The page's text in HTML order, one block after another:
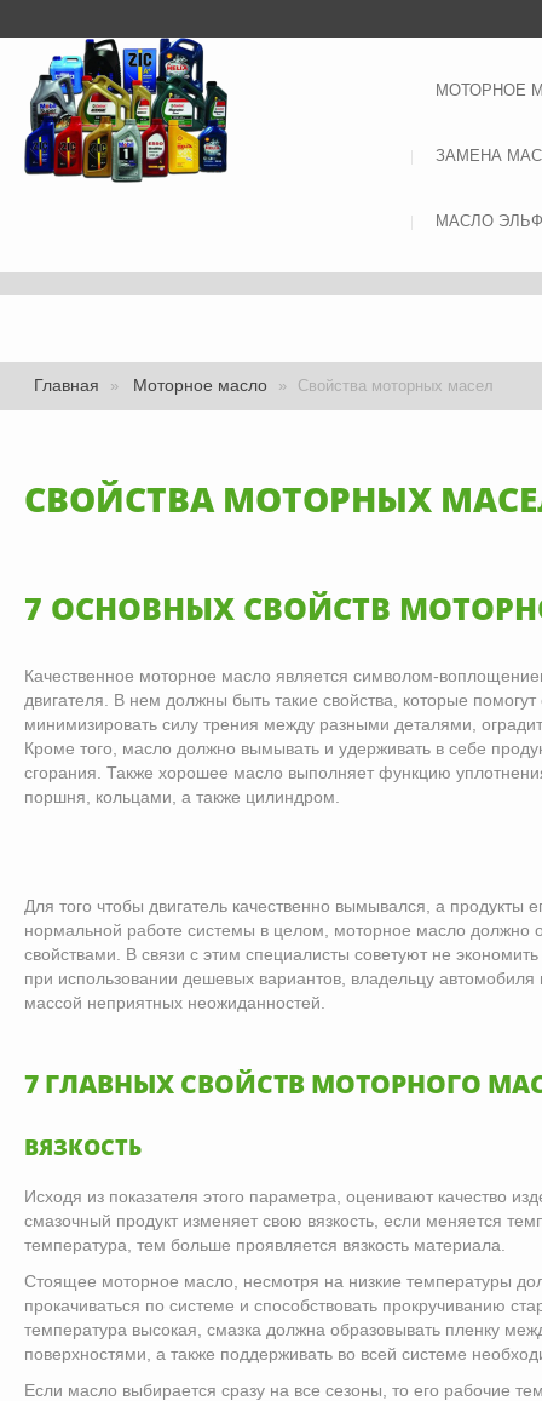
МОТОРНОЕ
ЗАМЕНА
МАСЛО ЭЛЬФ
Главная » Моторное масло » Свойства моторных масел
СВОЙСТВА МОТОРНЫХ
7 ОСНОВНЫХ СВОЙСТВ
Качественное моторное масло является символом-
двигателя. В нем должны быть такие свойства, которые помогут
минимизировать силу трения между разными деталями,
Кроме того, масло должно вымывать и удерживать в себе
сгорания. Также хорошее масло выполняет функцию
поршня, кольцами, а также цилиндром.
Для того чтобы двигатель качественно вымывался, а продукты
нормальной работе системы в целом, моторное масло должно
свойствами. В связи с этим специалисты советуют не
при использовании дешевых вариантов, владельцу автомобиля
массой неприятных неожиданностей.
7 ГЛАВНЫХ СВОЙСТВ МОТОРНОГО
ВЯЗКОСТЬ
Исходя из показателя этого параметра, оценивают качество
смазочный продукт изменяет свою вязкость, если меняется
температура, тем больше проявляется вязкость материала.
Стоящее моторное масло, несмотря на низкие температуры
прокачиваться по системе и способствовать прокручиванию
температура высокая, смазка должна образовывать пленку
поверхностями, а также поддерживать во всей системе
Если масло выбирается сразу на все сезоны, то его рабочие